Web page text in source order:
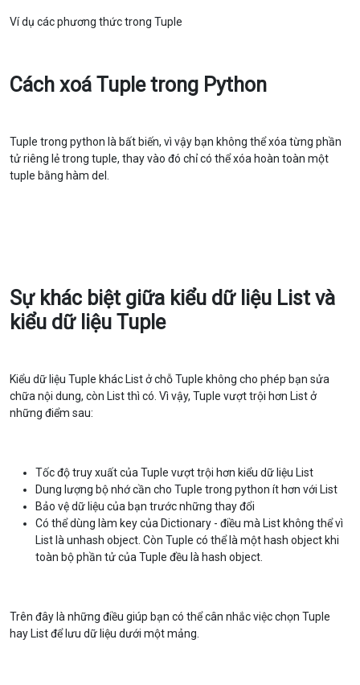
Ví dụ các phương thức trong Tuple
Cách xoá Tuple trong Python
Tuple trong python là bất biến, vì vậy bạn không thể xóa từng phần
tử riêng lẻ trong tuple, thay vào đó chỉ có thể xóa hoàn toàn một
tuple bằng hàm del.
Sự khác biệt giữa kiểu dữ liệu List và
kiểu dữ liệu Tuple
Kiểu dữ liệu Tuple khác List ở chỗ Tuple không cho phép bạn sửa
chữa nội dung, còn List thì có. Vì vậy, Tuple vượt trội hơn List ở
những điểm sau:
Tốc độ truy xuất của Tuple vượt trội hơn kiểu dữ liệu List
Dung lượng bộ nhớ cần cho Tuple trong python ít hơn với List
Bảo vệ dữ liệu của bạn trước những thay đổi
Có thể dùng làm key của Dictionary - điều mà List không thể vì
List là unhash object. Còn Tuple có thể là một hash object khi
toàn bộ phần tử của Tuple đều là hash object.
Trên đây là những điều giúp bạn có thể cân nhắc việc chọn Tuple
hay List để lưu dữ liệu dưới một mảng.